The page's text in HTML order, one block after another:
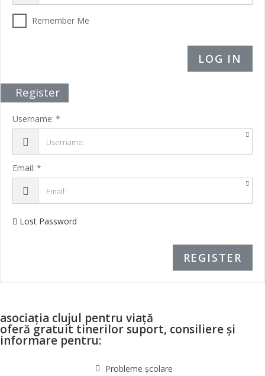
Remember Me
LOG IN
Register
Username:
Email:
Lost Password
REGISTER
asociația clujul pentru viață
oferă gratuit tinerilor suport, consiliere și
informare pentru:
Probleme școlare